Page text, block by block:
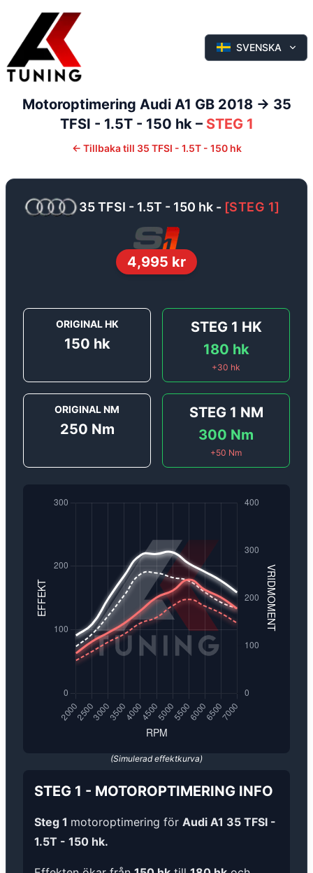
SVENSKA
Motoroptimering Audi A1 GB 2018 -> 35
TFSI - 1.5T - 150 hk– STEG 1
← Tillbaka till 35 TFSI - 1.5T - 150 hk
35 TFSI - 1.5T - 150 hk - [STEG 1]
4,995 kr
ORIGINAL HK
150 hk
STEG 1 HK
180 hk
+30 hk
ORIGINAL NM
250 Nm
STEG 1 NM
300 Nm
+50 Nm
(Simulerad effektkurva)
STEG 1 - MOTOROPTIMERING INFO
Steg 1 motoroptimering för Audi A1 35 TFSI -
1.5T - 150 hk.